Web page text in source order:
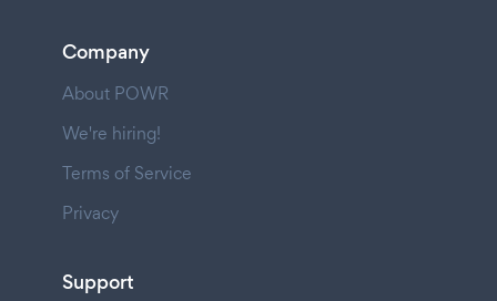
Company
About POWR
We're hiring!
Terms of Service
Privacy
Support